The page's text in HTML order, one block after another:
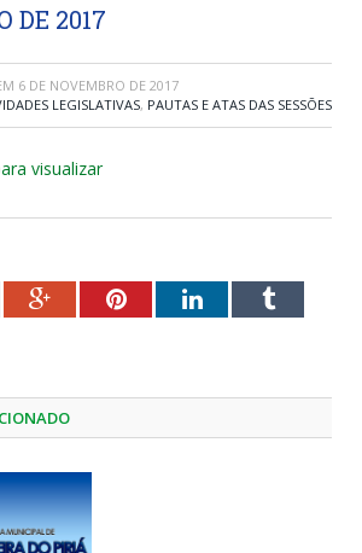
DE 2017
6 DE NOVEMBRO DE 2017
LEGISLATIVAS, PAUTAS E ATAS DAS SESSÕES
visualizar
Google+PinterestLinkedInTumblr